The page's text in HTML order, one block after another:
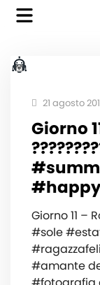
21 agosto
Giorno
Giorno 11 –
#sole
#amante